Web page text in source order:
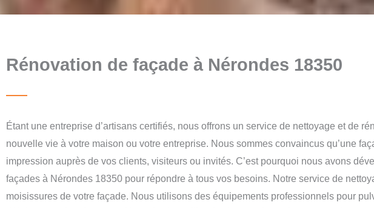
Rénovation de façade à Nérondes 18350
Étant une entreprise d’artisans certifiés, nous offrons un service de nettoyage et de
nouvelle vie à votre maison ou votre entreprise. Nous sommes convaincus qu’une
impression auprès de vos clients, visiteurs ou invités. C’est pourquoi nous avons
façades à Nérondes 18350 pour répondre à tous vos besoins. Notre service de
moisissures de votre façade. Nous utilisons des équipements professionnels pour